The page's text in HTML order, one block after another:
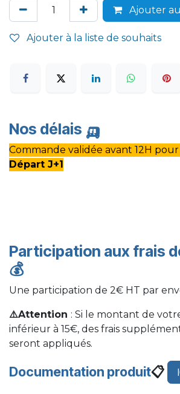
Ajouter
Ajouter à la liste de souhaits
Nos délais 🛺
Commande validée avant 12H
Départ J+1
Participation aux frais
💰
Une participation de 2€ HT par
⚠️Attention : Si le montant de
inférieur à 15€, des frais
seront appliqués.
Documentation produit📋